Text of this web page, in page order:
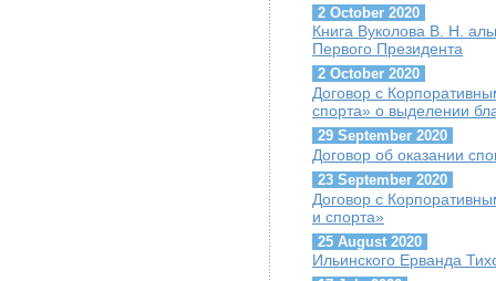
2 October 2020
Книга Вуколова В. Н.
Первого Президента
2 October 2020
Договор с
спорта» о выделении
29 September 2020
Договор об оказании
23 September 2020
Договор с
и спорта»
25 August 2020
Ильинского Ерванда